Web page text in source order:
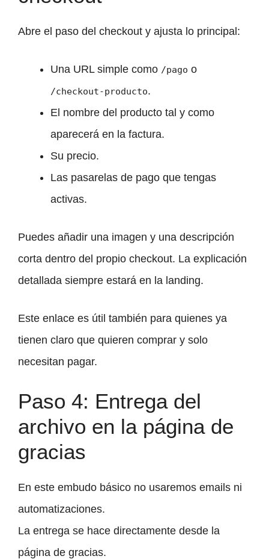
Abre el paso del checkout y ajusta lo principal:
Una URL simple como /pago o
/checkout-producto.
El nombre del producto tal y como
aparecerá en la factura.
Su precio.
Las pasarelas de pago que tengas
activas.
Puedes añadir una imagen y una descripción
corta dentro del propio checkout. La explicación
detallada siempre estará en la landing.
Este enlace es útil también para quienes ya
tienen claro que quieren comprar y solo
necesitan pagar.
Paso 4: Entrega del
archivo en la página de
gracias
En este embudo básico no usaremos emails ni
automatizaciones.
La entrega se hace directamente desde la
página de gracias.